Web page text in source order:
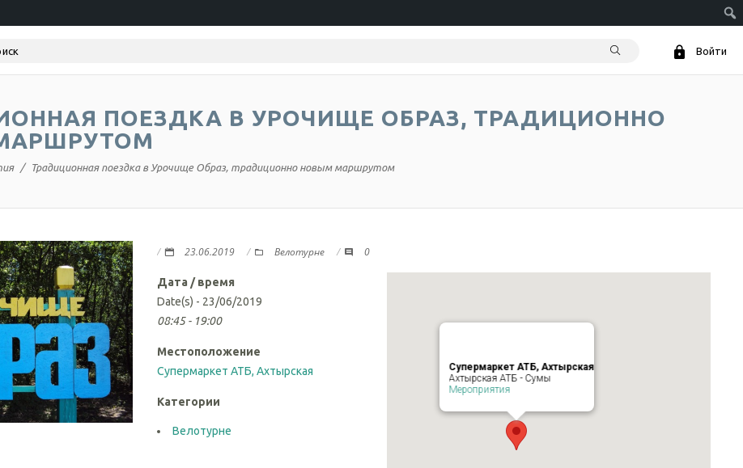
Войти
ПОЕЗДКА В УРОЧИЩЕ ОБРАЗ, ТРАДИЦИОННО
Традиционная поездка в Урочище Образ, традиционно новым маршрутом
23.06.2019 Велотурне 0
Супермаркет АТБ, Ахтырская
Ахтырская АТБ - Сумы
Мероприятия
Дата / время
Date(s) - 23/06/2019
08:45 - 19:00
Местоположение
Супермаркет АТБ, Ахтырская
Категории
Велотурне